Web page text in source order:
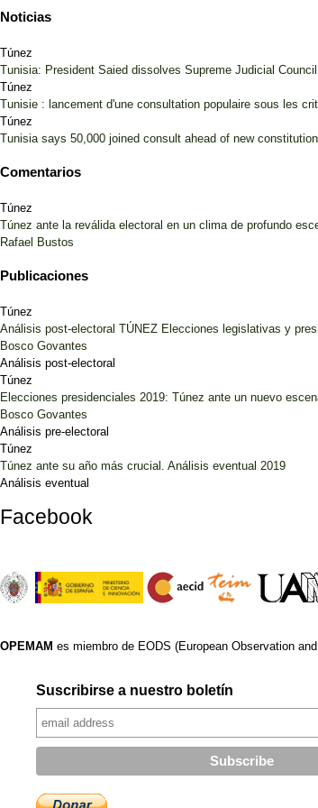
Noticias
Túnez
Tunisia: President Saied dissolves Supreme Judicial
Túnez
Tunisie : lancement d'une consultation populaire sous les
Túnez
Tunisia says 50,000 joined consult ahead of new constitution
Comentarios
Túnez
Túnez ante la reválida electoral en un clima de profundo
Rafael Bustos
Publicaciones
Túnez
Análisis post-electoral TÚNEZ Elecciones legislativas y
Bosco Govantes
Análisis post-electoral
Túnez
Elecciones presidenciales 2019: Túnez ante un nuevo
Bosco Govantes
Análisis pre-electoral
Túnez
Túnez ante su año más crucial. Análisis eventual 2019
Análisis eventual
Facebook
OPEMAM es miembro de EODS (European Observation
Suscribirse a nuestro boletín